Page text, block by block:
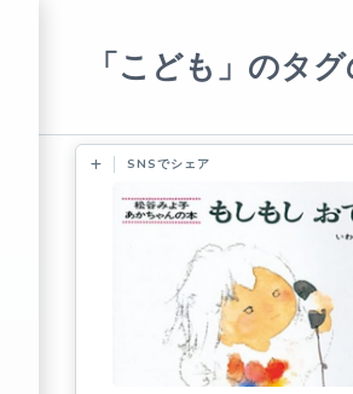
「こども」のタ
SNSでシェア